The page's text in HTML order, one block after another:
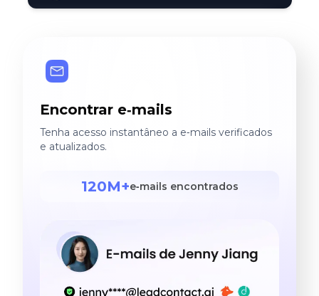
Encontrar e‑mails
Tenha acesso instantâneo a e‑mails verificados
e atualizados.
120M+e‑mails encontrados